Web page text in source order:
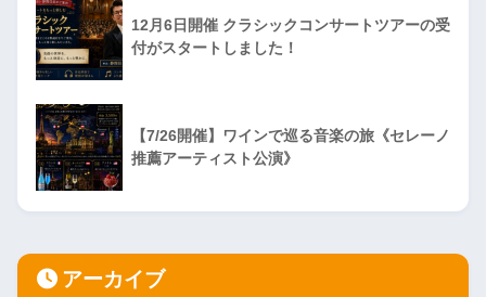
12月6日開催 クラシックコンサートツアーの受
付がスタートしました！
【7/26開催】ワインで巡る音楽の旅《セレーノ
推薦アーティスト公演》
アーカイブ